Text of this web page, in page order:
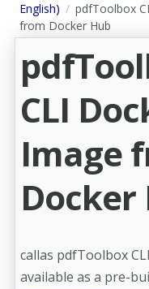
English)
pdfToolbox
from Docker Hub
CLI
Image
Docker
callas pdfToolbox
available as a pre-